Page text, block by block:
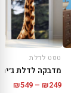
טפט לדלת
מדבקה לדלת
₪249
–
₪549